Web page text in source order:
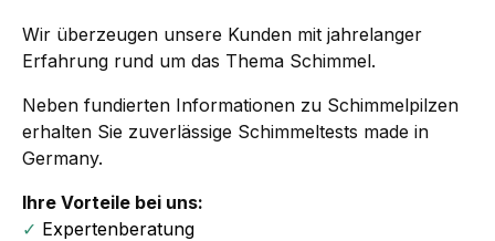
Wir überzeugen unsere Kunden mit jahrelanger
Erfahrung rund um das Thema Schimmel.
Neben fundierten Informationen zu Schimmelpilzen
erhalten Sie zuverlässige Schimmeltests made in
Germany.
Ihre Vorteile bei uns:
✓ Expertenberatung